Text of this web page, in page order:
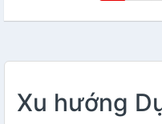
Xu hướng